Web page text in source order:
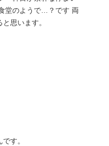
堂のようで…？です 両
思います。
す。